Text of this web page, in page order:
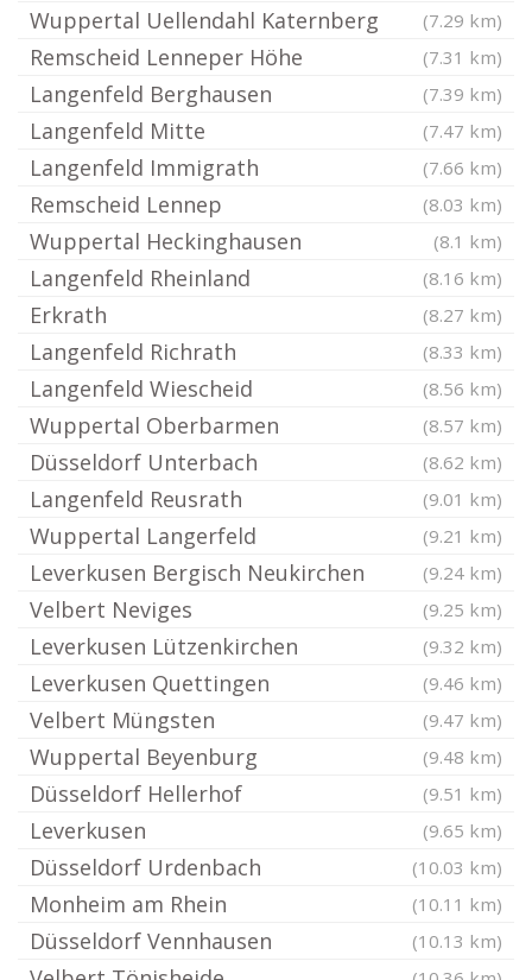
Wuppertal Uellendahl Katernberg (7.29 km)
Remscheid Lenneper Höhe (7.31 km)
Langenfeld Berghausen (7.39 km)
Langenfeld Mitte (7.47 km)
Langenfeld Immigrath (7.66 km)
Remscheid Lennep (8.03 km)
Wuppertal Heckinghausen (8.1 km)
Langenfeld Rheinland (8.16 km)
Erkrath (8.27 km)
Langenfeld Richrath (8.33 km)
Langenfeld Wiescheid (8.56 km)
Wuppertal Oberbarmen (8.57 km)
Düsseldorf Unterbach (8.62 km)
Langenfeld Reusrath (9.01 km)
Wuppertal Langerfeld (9.21 km)
Leverkusen Bergisch Neukirchen (9.24 km)
Velbert Neviges (9.25 km)
Leverkusen Lützenkirchen (9.32 km)
Leverkusen Quettingen (9.46 km)
Velbert Müngsten (9.47 km)
Wuppertal Beyenburg (9.48 km)
Düsseldorf Hellerhof (9.51 km)
Leverkusen (9.65 km)
Düsseldorf Urdenbach (10.03 km)
Monheim am Rhein (10.11 km)
Düsseldorf Vennhausen (10.13 km)